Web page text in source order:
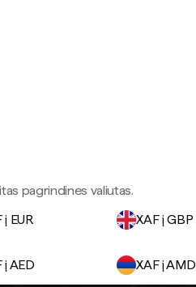
pagrindines valiutas.
į EUR XAF į GBP
į AED XAF į AMD